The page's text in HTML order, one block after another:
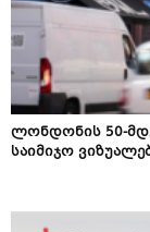
ლონდონის 50-
საიმიჯო